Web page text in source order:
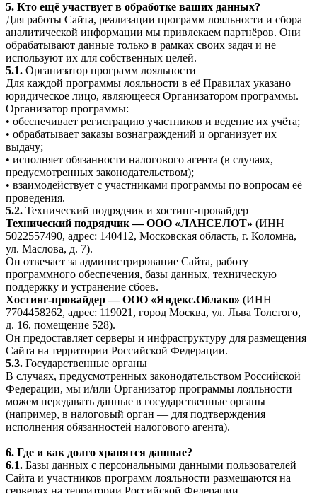
5. Кто ещё участвует в обработке ваших данных?
Для работы Сайта, реализации программ лояльности и сбора
аналитической информации мы привлекаем партнёров. Они
обрабатывают данные только в рамках своих задач и не
используют их для собственных целей.
5.1. Организатор программ лояльности
Для каждой программы лояльности в её Правилах указано
юридическое лицо, являющееся Организатором программы.
Организатор программы:
• обеспечивает регистрацию участников и ведение их учёта;
• обрабатывает заказы вознаграждений и организует их
выдачу;
• исполняет обязанности налогового агента (в случаях,
предусмотренных законодательством);
• взаимодействует с участниками программы по вопросам её
проведения.
5.2. Технический подрядчик и хостинг-провайдер
Технический подрядчик — ООО «ЛАНСЕЛОТ» (ИНН
5022557490, адрес: 140412, Московская область, г. Коломна,
ул. Маслова, д. 7).
Он отвечает за администрирование Сайта, работу
программного обеспечения, базы данных, техническую
поддержку и устранение сбоев.
Хостинг-провайдер — ООО «Яндекс.Облако» (ИНН
7704458262, адрес: 119021, город Москва, ул. Льва Толстого,
д. 16, помещение 528).
Он предоставляет серверы и инфраструктуру для размещения
Сайта на территории Российской Федерации.
5.3. Государственные органы
В случаях, предусмотренных законодательством Российской
Федерации, мы и/или Организатор программы лояльности
можем передавать данные в государственные органы
(например, в налоговый орган — для подтверждения
исполнения обязанностей налогового агента).
6. Где и как долго хранятся данные?
6.1. Базы данных с персональными данными пользователей
Сайта и участников программ лояльности размещаются на
серверах на территории Российской Федерации.